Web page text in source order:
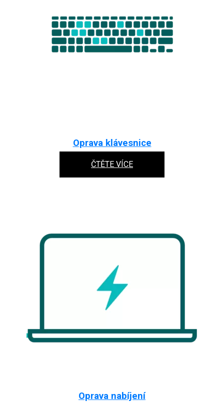
Oprava klávesnice
ČTĚTE VÍCE
Oprava nabíjení